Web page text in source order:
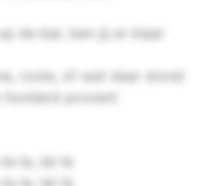
de bar, ben jij er klaar
rooie, of wat daar stond
honderd procent
la, lai-la
la, lai-la